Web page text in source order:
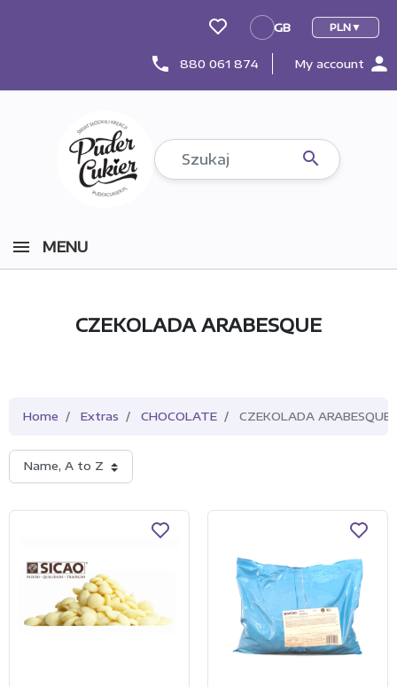
GB
GB PLN
phone 880 061 874 My account person

MENU
CZEKOLADA ARABESQUE
Home Extras CHOCOLATE CZEKOLADA ARABESQUE
Name, A to Z